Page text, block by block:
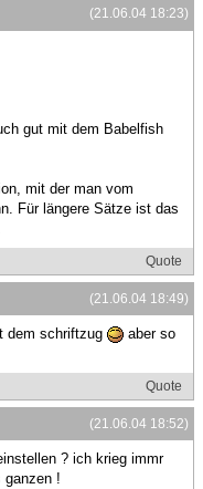
(21.06.04 18:23)
gut mit dem Babelfish
mit der man vom
Für längere Sätze ist das
Quote
(21.06.04 18:49)
dem schriftzug
aber so
Quote
(21.06.04 18:52)
? ich krieg immr
ganzen !